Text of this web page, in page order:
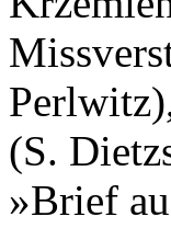
(S.
»Brief